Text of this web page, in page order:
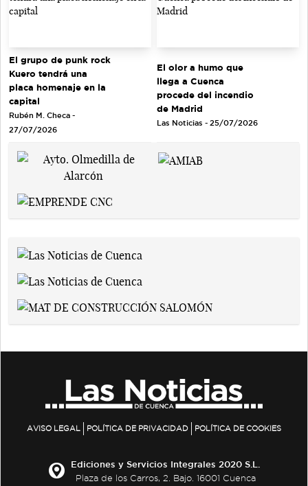
El grupo de punk rock
Kuero tendrá una
placa homenaje en la
capital
Rubén M. Checa -
27/07/2026
El olor a humo que
llega a Cuenca
procede del incendio
de Madrid
Las Noticias - 25/07/2026
AVISO LEGAL POLÍTICA DE PRIVACIDAD POLÍTICA DE COOKIES
Ediciones y Servicios Integrales 2020 S.L.
Plaza de los Carros, 2. Bajo. 16001 Cuenca